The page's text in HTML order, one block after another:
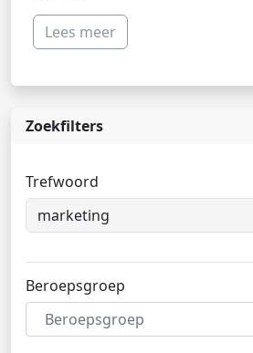
Lees meer
Zoekfilters
Trefwoord
Beroepsgroep
Beroepsgroep